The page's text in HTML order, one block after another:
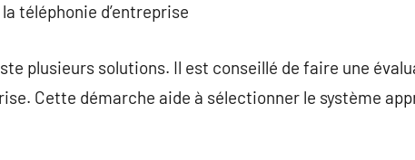
téléphonie d’entreprise
plusieurs solutions. Il est conseillé de faire une
Cette démarche aide à sélectionner le système